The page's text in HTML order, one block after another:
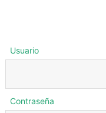
Usuario
Contraseña